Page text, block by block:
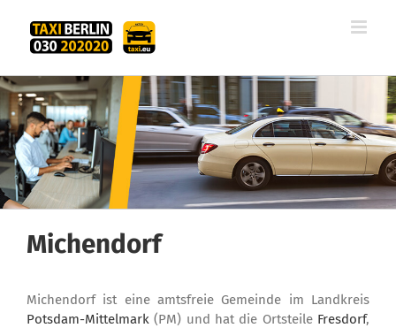
Inhalt
springen
Michendorf
Michendorf ist eine amtsfreie Gemeinde im Landkreis
Potsdam-Mittelmark (PM) und hat die Ortsteile Fresdorf,